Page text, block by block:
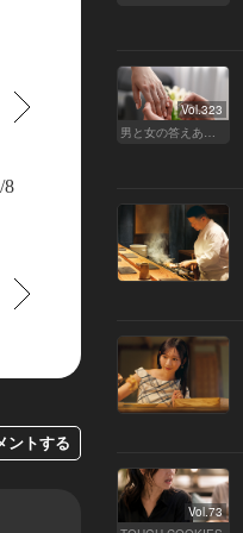
8
ントする
Vol.323
男と女の答えあわせ【Q】
Vol.73